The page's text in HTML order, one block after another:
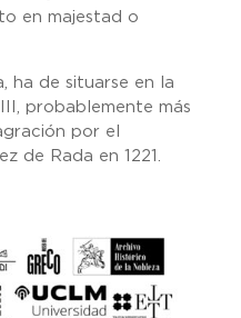
en majestad o
ha de situarse en la
probablemente más
por el
de Rada en 1221.